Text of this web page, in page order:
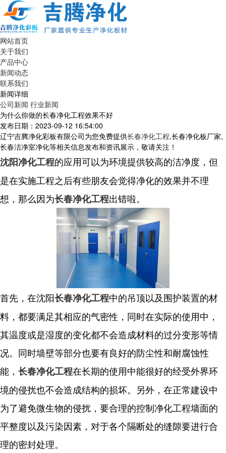
网站首页
关于我们
产品中心
新闻动态
联系我们
新闻详细
公司新闻 行业新闻
为什么你做的长春净化工程效果不好
发布日期：2023-09-12 16:54:00
辽宁吉腾净化彩板有限公司为您免费提供长春净化工程,长春净化板厂家,
长春洁净室净化等相关信息发布和资讯展示，敬请关注！
沈阳净化工程的应用可以为环境提供较高的洁净度，但
是在实施工程之后有些朋友会觉得净化的效果并不理
想，那么因为长春净化工程出错啦。
首先，在沈阳长春净化工程中的吊顶以及围护装置的材
料，都要满足其相应的气密性，同时在实际的使用中，
其温度或是湿度的变化都不会造成材料的过分变形等情
况。同时墙壁等部分也要有良好的防尘性和耐腐蚀性
能， 长春净化工程在长期的使用中能很好的经受外界环
境的侵扰也不会造成结构的损坏。另外，在正常建设中
为了避免微生物的侵扰，要合理的控制净化工程墙面的
平整度以及污染因素，对于各个隔断处的缝隙要进行合
理的密封处理。